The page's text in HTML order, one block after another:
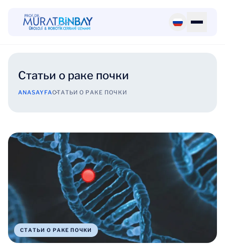
Статьи о раке почки
ANASAYFAСТАТЬИ О РАКЕ ПОЧКИ
СТАТЬИ О РАКЕ ПОЧКИ